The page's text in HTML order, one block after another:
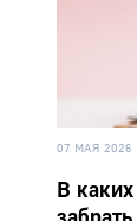
07 МАЯ 2026
В